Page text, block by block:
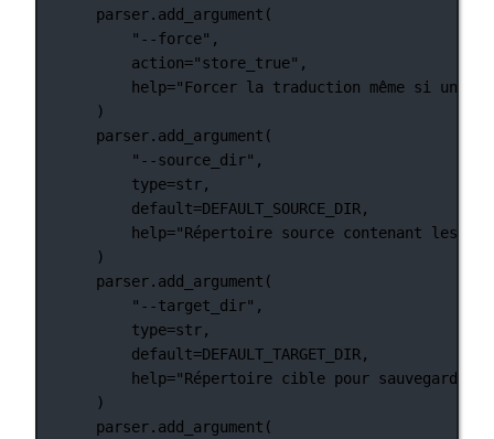
parser.add_argument(
"--force" ,
action="store_true" ,
help="Forcer la traduction même si une
)
parser.add_argument(
"--source_dir" ,
type=str,
default=DEFAULT_SOURCE_DIR,
help="Répertoire source contenant les
)
parser.add_argument(
"--target_dir" ,
type=str,
default=DEFAULT_TARGET_DIR,
help="Répertoire cible pour sauvegarder
)
parser.add_argument(